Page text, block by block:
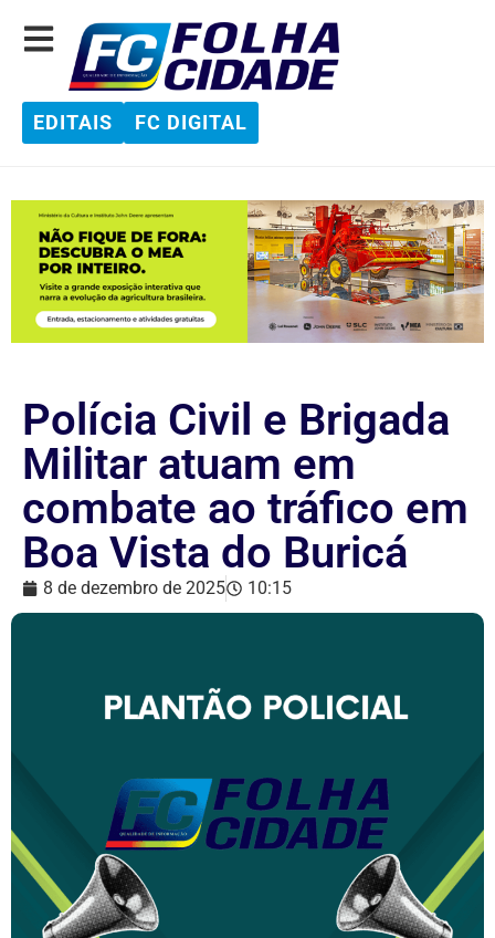
EDITAIS FC DIGITAL
Polícia Civil e Brigada
Militar atuam em
combate ao tráfico em
Boa Vista do Buricá
8 de dezembro de 2025 10:15